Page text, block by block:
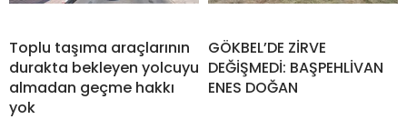
Toplu taşıma araçlarının
durakta bekleyen yolcuyu
almadan geçme hakkı
yok
GÖKBEL’DE ZİRVE
DEĞİŞMEDİ: BAŞPEHLİVAN
ENES DOĞAN